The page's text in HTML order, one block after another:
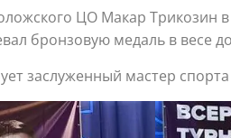
ЦО Макар Трикозин
бронзовую медаль в весе
заслуженный мастер